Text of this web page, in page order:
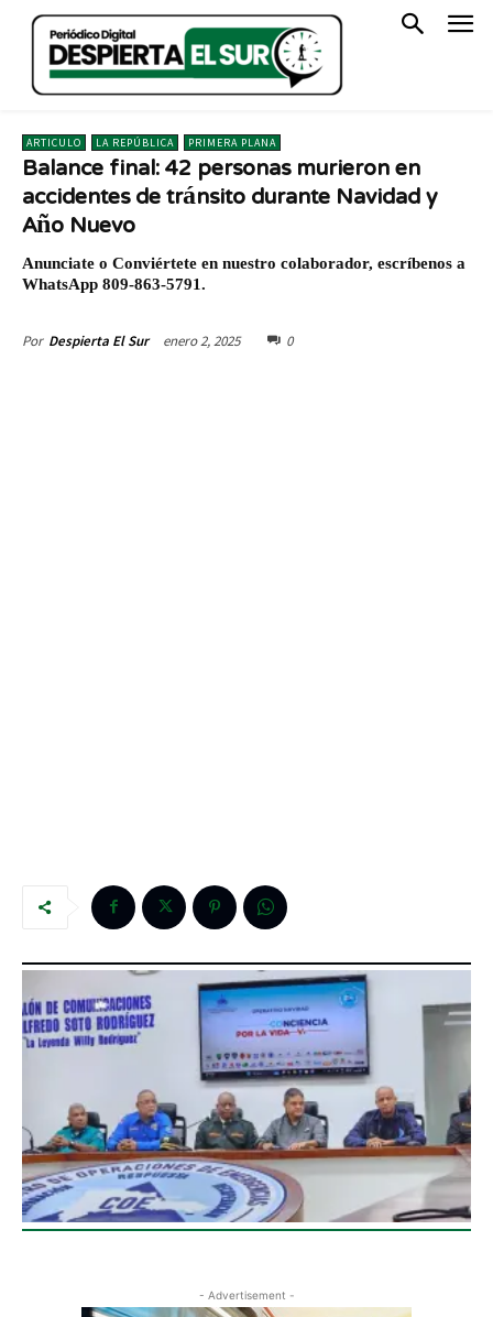
ARTICULO LA REPÚBLICA PRIMERA PLANA
Balance final: 42 personas murieron en
accidentes de tránsito durante Navidad y
Año Nuevo
Anunciate o Conviértete en nuestro colaborador, escríbenos a
WhatsApp 809-863-5791.
Por Despierta El Sur enero 2, 2025 0
- Advertisement -